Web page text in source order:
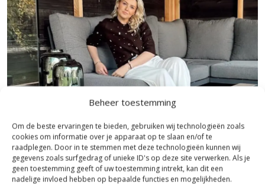
Beheer toestemming
Om de beste ervaringen te bieden, gebruiken wij technologieën zoals
cookies om informatie over je apparaat op te slaan en/of te
raadplegen. Door in te stemmen met deze technologieën kunnen wij
gegevens zoals surfgedrag of unieke ID's op deze site verwerken. Als je
geen toestemming geeft of uw toestemming intrekt, kan dit een
nadelige invloed hebben op bepaalde functies en mogelijkheden.
Bezoek Experience Centre XXL